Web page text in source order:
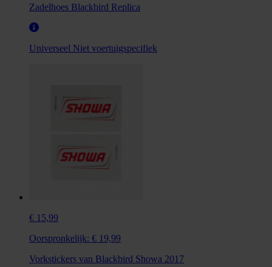
Zadelhoes Blackbird Replica
Universeel Niet voertuigspecifiek
€ 15,99
Oorspronkelijk: € 19,99
Vorkstickers van Blackbird Showa 2017